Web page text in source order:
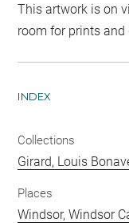
This artwork is on
room for prints and
INDEX
Collections
Girard, Louis
Places
Windsor, Windsor